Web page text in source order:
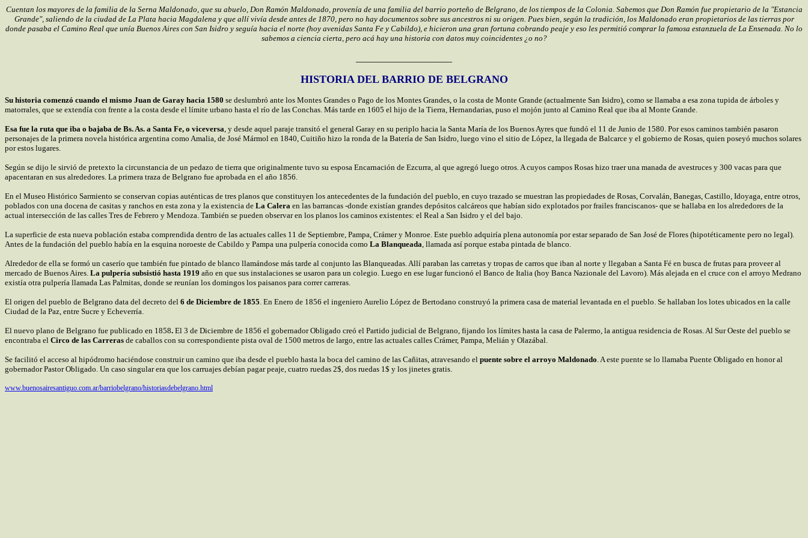
Cuentan los mayores de la familia de la Serna Maldonado, que su abuelo, Don Ramón Maldonado, provenía de una familia del barrio porteño de Belgrano, de los tiempos de la Colonia. Sabemos que Don Ramón fue propietario de la "Estancia
Grande", saliendo de la ciudad de La Plata hacia Magdalena y que allí vivía desde antes de 1870, pero no hay documentos sobre sus ancestros ni su origen. Pues bien, según la tradición, los Maldonado eran propietarios de las tierras por
donde pasaba el Camino Real que unía Buenos Aires con San Isidro y seguía hacia el norte (hoy avenidas Santa Fe y Cabildo), e hicieron una gran fortuna cobrando peaje y eso les permitió comprar la famosa estanzuela de La Ensenada. No lo
sabemos a ciencia cierta, pero acá hay una historia con datos muy coincidentes ¿o no?
HISTORIA DEL BARRIO DE BELGRANO
Su historia comenzó cuando el mismo Juan de Garay hacia 1580 se deslumbró ante los Montes Grandes o Pago de los Montes Grandes, o la costa de Monte Grande (actualmente San Isidro), como se llamaba a esa zona tupida de árboles y
matorrales, que se extendía con frente a la costa desde el límite urbano hasta el río de las Conchas. Más tarde en 1605 el hijo de la Tierra, Hernandarias, puso el mojón junto al Camino Real que iba al Monte Grande.
Esa fue la ruta que iba o bajaba de Bs. As. a Santa Fe, o viceversa, y desde aquel paraje transitó el general Garay en su periplo hacia la Santa María de los Buenos Ayres que fundó el 11 de Junio de 1580. Por esos caminos también pasaron
personajes de la primera novela histórica argentina como Amalia, de José Mármol en 1840, Cuitiño hizo la ronda de la Batería de San Isidro, luego vino el sitio de López, la llegada de Balcarce y el gobierno de Rosas, quien poseyó muchos solares
por estos lugares.
Según se dijo le sirvió de pretexto la circunstancia de un pedazo de tierra que originalmente tuvo su esposa Encarnación de Ezcurra, al que agregó luego otros. A cuyos campos Rosas hizo traer una manada de avestruces y 300 vacas para que
apacentaran en sus alrededores. La primera traza de Belgrano fue aprobada en el año 1856.
En el Museo Histórico Sarmiento se conservan copias auténticas de tres planos que constituyen los antecedentes de la fundación del pueblo, en cuyo trazado se muestran las propiedades de Rosas, Corvalán, Banegas, Castillo, Idoyaga, entre otros,
poblados con una docena de casitas y ranchos en esta zona y la existencia de La Calera en las barrancas -donde existían grandes depósitos calcáreos que habían sido explotados por frailes franciscanos- que se hallaba en los alrededores de la
actual intersección de las calles Tres de Febrero y Mendoza. También se pueden observar en los planos los caminos existentes: el Real a San Isidro y el del bajo.
La superficie de esta nueva población estaba comprendida dentro de las actuales calles 11 de Septiembre, Pampa, Crámer y Monroe. Este pueblo adquiría plena autonomía por estar separado de San José de Flores (hipotéticamente pero no legal).
Antes de la fundación del pueblo había en la esquina noroeste de Cabildo y Pampa una pulpería conocida como La Blanqueada, llamada así porque estaba pintada de blanco.
Alrededor de ella se formó un caserío que también fue pintado de blanco llamándose más tarde al conjunto las Blanqueadas. Allí paraban las carretas y tropas de carros que iban al norte y llegaban a Santa Fé en busca de frutas para proveer al
mercado de Buenos Aires. La pulpería subsistió hasta 1919 año en que sus instalaciones se usaron para un colegio. Luego en ese lugar funcionó el Banco de Italia (hoy Banca Nazionale del Lavoro). Más alejada en el cruce con el arroyo Medrano
existía otra pulpería llamada Las Palmitas, donde se reunían los domingos los paisanos para correr carreras.
El origen del pueblo de Belgrano data del decreto del 6 de Diciembre de 1855. En Enero de 1856 el ingeniero Aurelio López de Bertodano construyó la primera casa de material levantada en el pueblo. Se hallaban los lotes ubicados en la calle
Ciudad de la Paz, entre Sucre y Echeverría.
El nuevo plano de Belgrano fue publicado en 1858. El 3 de Diciembre de 1856 el gobernador Obligado creó el Partido judicial de Belgrano, fijando los límites hasta la casa de Palermo, la antigua residencia de Rosas. Al Sur Oeste del pueblo se
encontraba el Circo de las Carreras de caballos con su correspondiente pista oval de 1500 metros de largo, entre las actuales calles Crámer, Pampa, Melián y Olazábal.
Se facilitó el acceso al hipódromo haciéndose construir un camino que iba desde el pueblo hasta la boca del camino de las Cañitas, atravesando el puente sobre el arroyo Maldonado. A este puente se lo llamaba Puente Obligado en honor al
gobernador Pastor Obligado. Un caso singular era que los carruajes debían pagar peaje, cuatro ruedas 2$, dos ruedas 1$ y los jinetes gratis.
www.buenosairesantiguo.com.ar/barriobelgrano/historiasdebelgrano.html